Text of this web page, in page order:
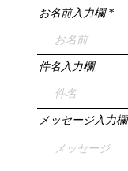
お名前入力欄
件名入力欄
メッセージ入力欄